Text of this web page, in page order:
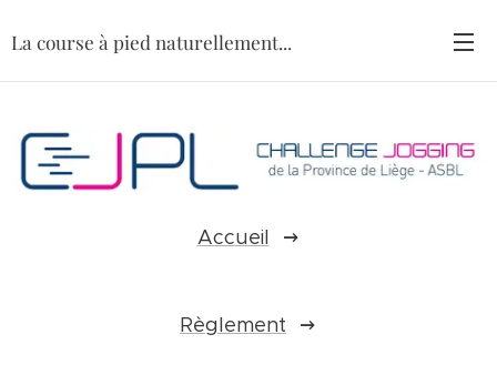
La course à pied naturellement...
Accueil
Règlement